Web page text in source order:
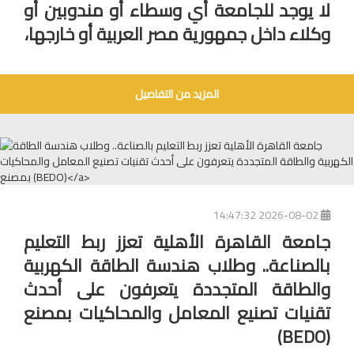
لا يوجد للجامعة أي وسطاء أو مندوبين أو
وكلاء داخل جمهورية مصر العربية أو خارجها،
المزيد من التفاصيل
جامعة القاهرة الأهلية تعزز ربط التعليم
بالصناعة.. وطلاب هندسة الطاقة الكهربية
والطاقة المتجددة يتعرفون على أحدث
تقنيات تصنيع المعامل والمحاكيات بمصنع
(BEDO)